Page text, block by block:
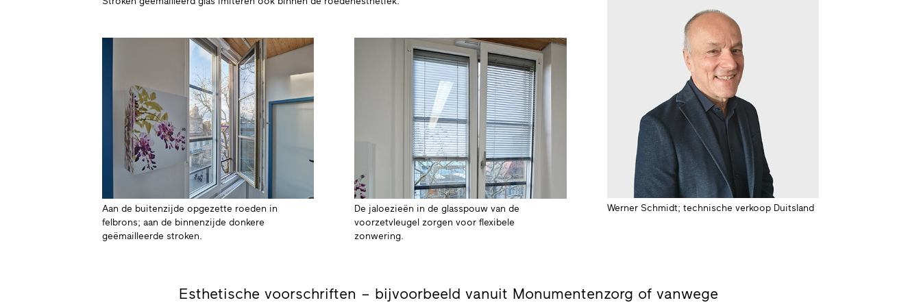
Aan de buitenzijde opgezette roeden in
felbrons; aan de binnenzijde donkere
geëmailleerde stroken.
De jaloezieën in de glasspouw van de
voorzetvleugel zorgen voor flexibele
zonwering.
Werner Schmidt; technische verkoop Duitsland
Esthetische voorschriften – bijvoorbeeld vanuit Monumentenzorg of vanwege